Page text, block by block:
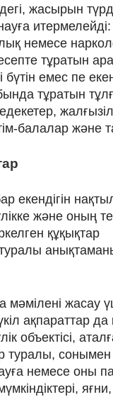
жасырын
немесе
тұратын
емес пе
тұратын
балалар және
екендігін
және оның
құқықтар
жасау
ақпараттар да
объектісі,
туралы,
немесе оны
яғни,